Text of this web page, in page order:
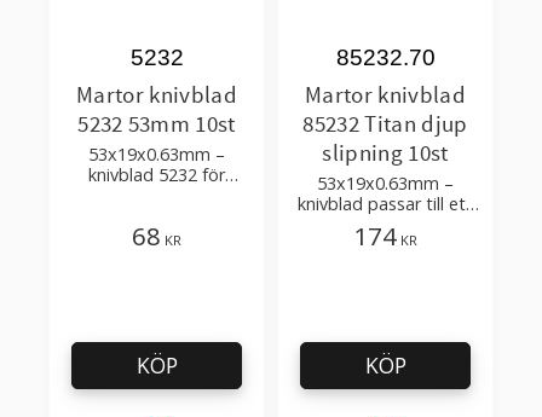
Martor knivblad
5232 53mm 10st
53x19x0.63mm –
knivblad 5232 för
Secunorm 500, Mizar
5232
68 KR
KÖP
Martor knivblad
85232 Titan djup
slipning 10st
53x19x0.63mm –
knivblad passar till ett
stort antal Martor
säkerhetsknivar
85232.70
174 KR
KÖP